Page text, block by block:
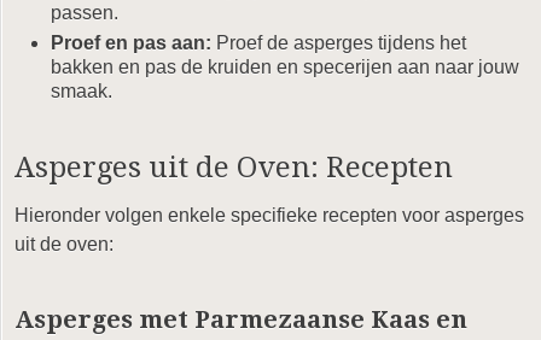
passen.
Proef en pas aan: Proef de asperges tijdens het
bakken en pas de kruiden en specerijen aan naar jouw
smaak.
Asperges uit de Oven: Recepten
Hieronder volgen enkele specifieke recepten voor asperges
uit de oven:
Asperges met Parmezaanse Kaas en